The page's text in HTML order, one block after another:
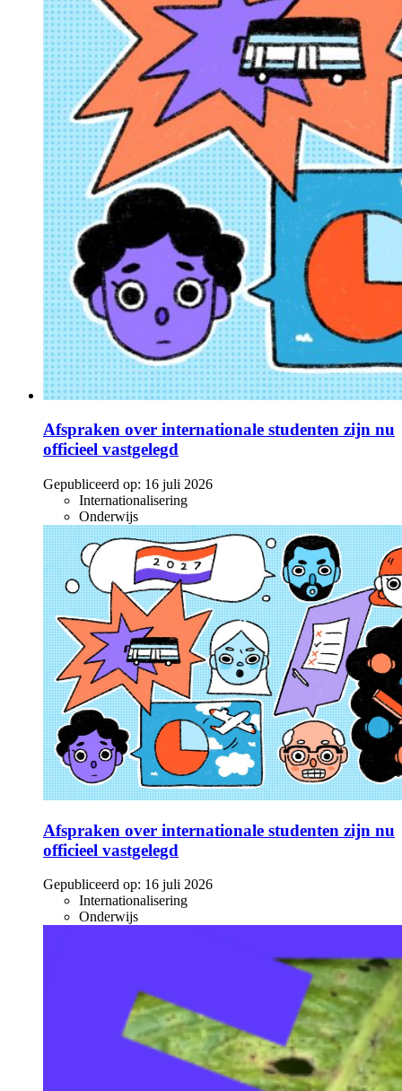
Afspraken over internationale studenten zijn nu
officieel vastgelegd
Gepubliceerd op: 16 juli 2026
Internationalisering
Onderwijs
Afspraken over internationale studenten zijn nu
officieel vastgelegd
Gepubliceerd op: 16 juli 2026
Internationalisering
Onderwijs